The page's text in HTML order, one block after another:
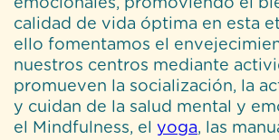
emocionales, promoviendo el
calidad de vida óptima en esta
ello fomentamos el
nuestros centros mediante
promueven la socialización, la
y cuidan de la salud mental y
el Mindfulness, el yoga, las